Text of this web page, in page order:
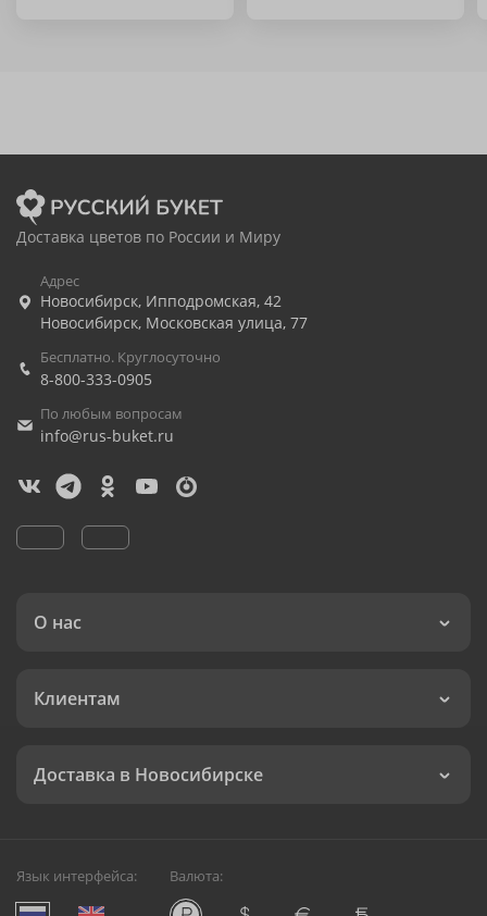
Доставка цветов по России и Миру
Адрес
Новосибирск, Ипподромская, 42
Новосибирск, Московская улица, 77
Бесплатно. Круглосуточно
8-800-333-0905
По любым вопросам
info@rus-buket.ru
О нас
Клиентам
Доставка в Новосибирске
Язык интерфейса: Валюта: